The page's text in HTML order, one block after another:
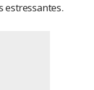
estressantes.